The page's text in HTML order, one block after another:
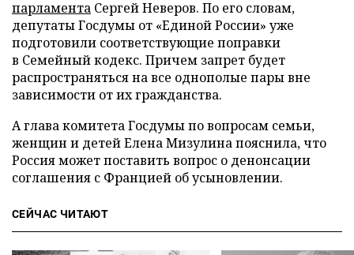
парламента Сергей Неверов. По его словам,
депутаты Госдумы от «Единой России» уже
подготовили соответствующие поправки
в Семейный кодекс. Причем запрет будет
распространяться на все однополые пары вне
зависимости от их гражданства.
А глава комитета Госдумы по вопросам семьи,
женщин и детей Елена Мизулина пояснила, что
Россия может поставить вопрос о денонсации
соглашения с Францией об усыновлении.
СЕЙЧАС ЧИТАЮТ